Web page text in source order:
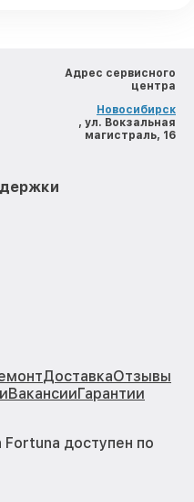
Адрес сервисного
центра
Новосибирск
, ул. Вокзальная
магистраль, 16
ДоставкаОтзывы
ВакансииГарантии
доступен по